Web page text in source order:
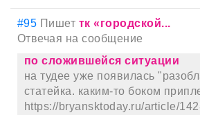
#95 Пишет тк «городской...
Отвечая на сообщение
по сложившейся ситуации
на тудее уже появилась
статейка. каким-то боком
https://bryansktoday.ru/article/